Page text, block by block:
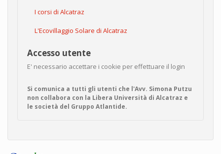
I corsi di Alcatraz
L'Ecovillaggio Solare di Alcatraz
Accesso utente
E' necessario accettare i cookie per effettuare il login
Si comunica a tutti gli utenti che l'Avv. Simona Putzu
non collabora con la Libera Università di Alcatraz e
le società del Gruppo Atlantide.